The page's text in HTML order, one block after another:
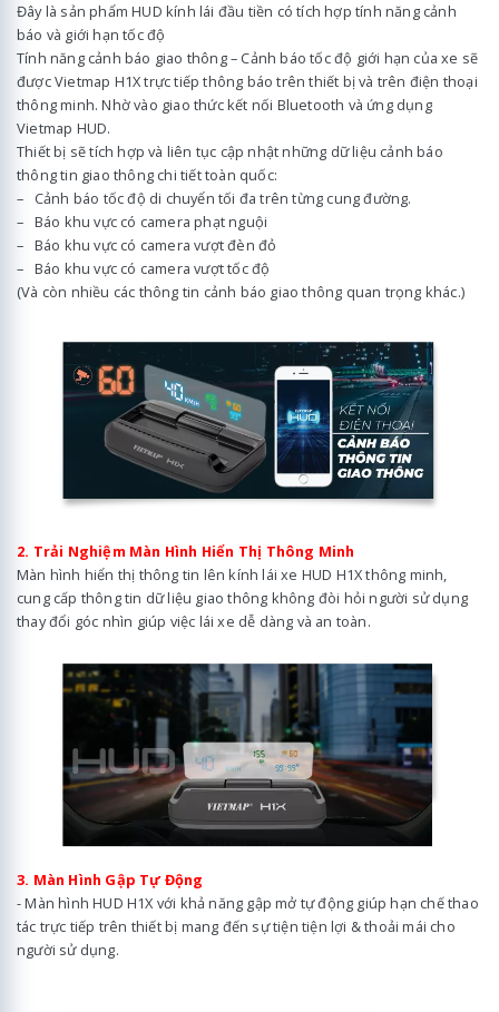
Đây là sản phẩm HUD kính lái đầu tiền có tích hợp tính năng cảnh
báo và giới hạn tốc độ
Tính năng cảnh báo giao thông – Cảnh báo tốc độ giới hạn của xe sẽ
được Vietmap H1X trực tiếp thông báo trên thiết bị và trên điện thoại
thông minh. Nhờ vào giao thức kết nối Bluetooth và ứng dụng
Vietmap HUD.
Thiết bị sẽ tích hợp và liên tục cập nhật những dữ liệu cảnh báo
thông tin giao thông chi tiết toàn quốc:
– Cảnh báo tốc độ di chuyển tối đa trên từng cung đường.
– Báo khu vực có camera phạt nguội
– Báo khu vực có camera vượt đèn đỏ
– Báo khu vực có camera vượt tốc độ
(Và còn nhiều các thông tin cảnh báo giao thông quan trọng khác.)
2. Trải Nghiệm Màn Hình Hiển Thị Thông Minh
Màn hình hiển thị thông tin lên kính lái xe HUD H1X thông minh,
cung cấp thông tin dữ liệu giao thông không đòi hỏi người sử dụng
thay đổi góc nhìn giúp việc lái xe dễ dàng và an toàn.
3. Màn Hình Gập Tự Động
- Màn hình HUD H1X với khả năng gập mở tự động giúp hạn chế thao
tác trực tiếp trên thiết bị mang đến sự tiện tiện lợi & thoải mái cho
người sử dụng.